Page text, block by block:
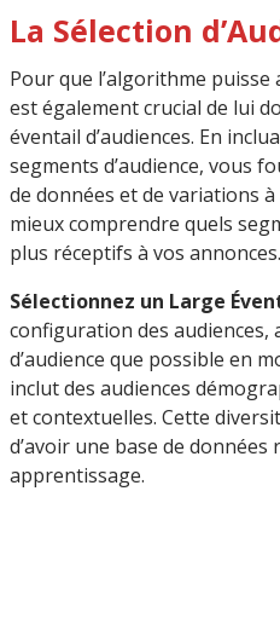
La Sélection
Pour que l’algorithme
est également crucial de lui
éventail d’audiences. En
segments d’audience, vous
de données et de variations
mieux comprendre quels
plus réceptifs à vos annonces.
Sélectionnez un Large
configuration des
d’audience que possible en
inclut des audiences
et contextuelles. Cette
d’avoir une base de
apprentissage.